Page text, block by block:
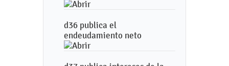
d36 publica el
endeudamiento neto